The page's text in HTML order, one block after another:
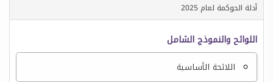
أدلة الحوكمة لعام 2025
اللوائح والنموذج الشامل
اللائحة الأساسية